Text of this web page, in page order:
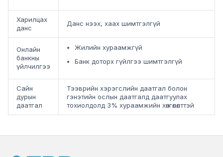
Харилцах
данс
Данс нээх, хаах шимтгэлгүй
Онлайн
банкны
үйлчилгээ
Жилийн хураамжгүй
Банк доторх гүйлгээ шимтгэлгүй
Сайн
дурын
даатгал
Тээврийн хэрэгслийн даатгал болон
гэнэтийн ослын даатгалд даатгуулах
тохиолдолд 3% хураамжийн хөнгөлөлттэй